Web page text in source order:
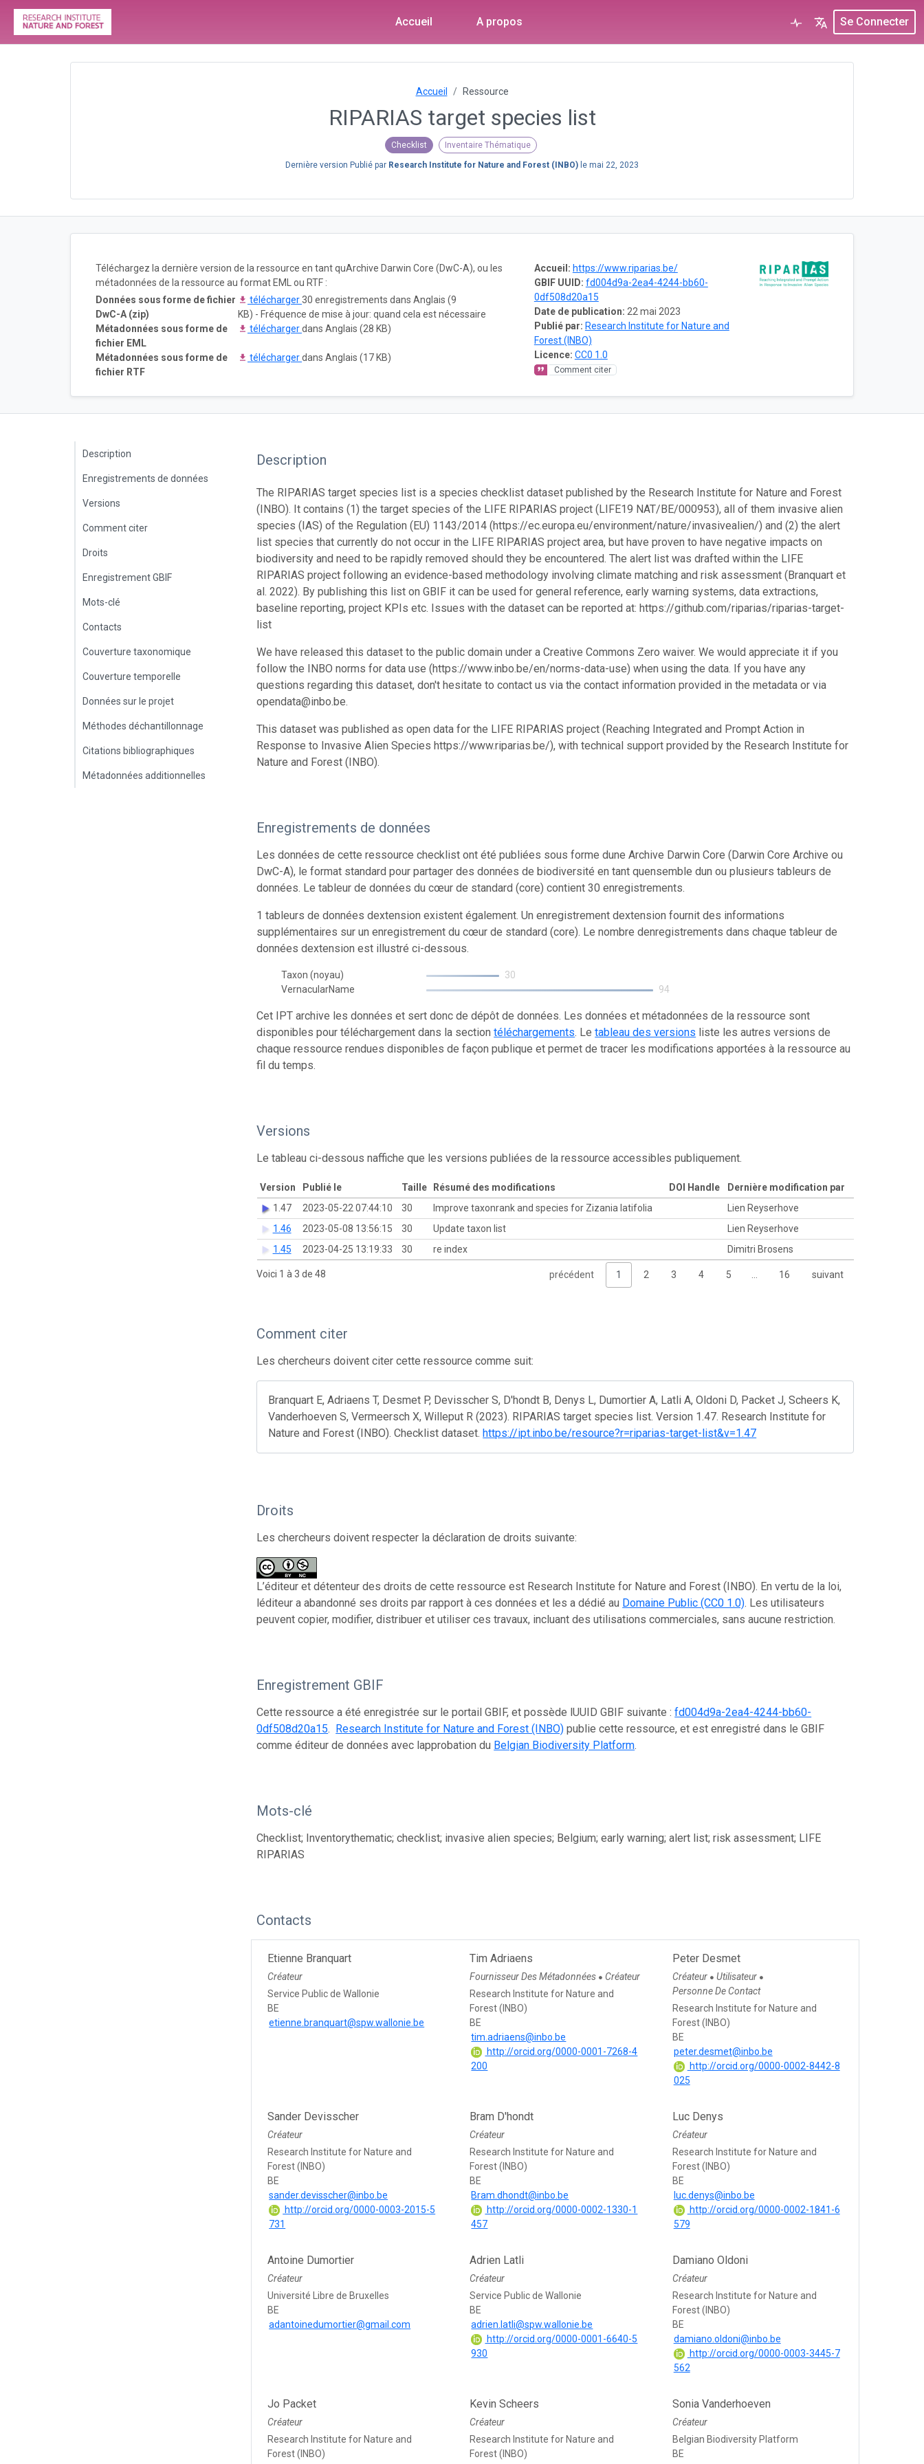
Accueil A propos Se Connecter
Accueil Ressource
RIPARIAS target species list
Checklist Inventaire Thématique
Dernière version Publié par Research Institute for Nature and Forest (INBO) le mai 22, 2023
Accueil: https://www.riparias.be/
GBIF UUID: fd004d9a-2ea4-4244-bb60-
0df508d20a15
Date de publication: 22 mai 2023
Publié par: Research Institute for Nature and
Forest (INBO)
Licence: CC0 1.0
Comment citer
Téléchargez la dernière version de la ressource en tant quArchive Darwin Core (DwC-A), ou les
métadonnées de la ressource au format EML ou RTF :
Données sous forme de fichier
DwC-A (zip)
télécharger30 enregistrements dans Anglais (9
KB) - Fréquence de mise à jour: quand cela est nécessaire
Métadonnées sous forme de
fichier EML
téléchargerdans Anglais (28 KB)
Métadonnées sous forme de
fichier RTF
téléchargerdans Anglais (17 KB)
Description
Enregistrements de données
Versions
Comment citer
Droits
Enregistrement GBIF
Mots-clé
Contacts
Couverture taxonomique
Couverture temporelle
Données sur le projet
Méthodes déchantillonnage
Citations bibliographiques
Métadonnées additionnelles
Description
The RIPARIAS target species list is a species checklist dataset published by the Research Institute for Nature and Forest
(INBO). It contains (1) the target species of the LIFE RIPARIAS project (LIFE19 NAT/BE/000953), all of them invasive alien
species (IAS) of the Regulation (EU) 1143/2014 (https://ec.europa.eu/environment/nature/invasivealien/) and (2) the alert
list species that currently do not occur in the LIFE RIPARIAS project area, but have proven to have negative impacts on
biodiversity and need to be rapidly removed should they be encountered. The alert list was drafted within the LIFE
RIPARIAS project following an evidence-based methodology involving climate matching and risk assessment (Branquart et
al. 2022). By publishing this list on GBIF it can be used for general reference, early warning systems, data extractions,
baseline reporting, project KPIs etc. Issues with the dataset can be reported at: https://github.com/riparias/riparias-target-
list
We have released this dataset to the public domain under a Creative Commons Zero waiver. We would appreciate it if you
follow the INBO norms for data use (https://www.inbo.be/en/norms-data-use) when using the data. If you have any
questions regarding this dataset, don't hesitate to contact us via the contact information provided in the metadata or via
opendata@inbo.be.
This dataset was published as open data for the LIFE RIPARIAS project (Reaching Integrated and Prompt Action in
Response to Invasive Alien Species https://www.riparias.be/), with technical support provided by the Research Institute for
Nature and Forest (INBO).
Enregistrements de données
Les données de cette ressource checklist ont été publiées sous forme dune Archive Darwin Core (Darwin Core Archive ou
DwC-A), le format standard pour partager des données de biodiversité en tant quensemble dun ou plusieurs tableurs de
données. Le tableur de données du cœur de standard (core) contient 30 enregistrements.
1 tableurs de données dextension existent également. Un enregistrement dextension fournit des informations
supplémentaires sur un enregistrement du cœur de standard (core). Le nombre denregistrements dans chaque tableur de
données dextension est illustré ci-dessous.
Taxon (noyau)
30
VernacularName
94
Cet IPT archive les données et sert donc de dépôt de données. Les données et métadonnées de la ressource sont
disponibles pour téléchargement dans la sectiontéléchargements. Letableau des versions liste les autres versions de
chaque ressource rendues disponibles de façon publique et permet de tracer les modifications apportées à la ressource au
fil du temps.
Versions
Le tableau ci-dessous naffiche que les versions publiées de la ressource accessibles publiquement.
Version Publié le Taille Résumé des modifications DOI Handle
Dernière modification par
1.47
2023-05-22 07:44:10 30 Improve taxonrank and species for Zizania latifolia
Lien Reyserhove
1.46
2023-05-08 13:56:15 30 Update taxon list
Lien Reyserhove
1.45
2023-04-25 13:19:33 30 re index Dimitri Brosens
Voici 1 à 3 de 48 précédent 1 2 3 4 5 … 16 suivant
Comment citer
Les chercheurs doivent citer cette ressource comme suit:
Branquart E, Adriaens T, Desmet P, Devisscher S, D'hondt B, Denys L, Dumortier A, Latli A, Oldoni D, Packet J, Scheers K,
Vanderhoeven S, Vermeersch X, Willeput R (2023). RIPARIAS target species list. Version 1.47. Research Institute for
Nature and Forest (INBO). Checklist dataset. https://ipt.inbo.be/resource?r=riparias-target-list&v=1.47
Droits
Les chercheurs doivent respecter la déclaration de droits suivante:
L’éditeur et détenteur des droits de cette ressource est Research Institute for Nature and Forest (INBO). En vertu de la loi,
léditeur a abandonné ses droits par rapport à ces données et les a dédié au Domaine Public (CC0 1.0). Les utilisateurs
peuvent copier, modifier, distribuer et utiliser ces travaux, incluant des utilisations commerciales, sans aucune restriction.
Enregistrement GBIF
Cette ressource a été enregistrée sur le portail GBIF, et possède lUUID GBIF suivante :fd004d9a-2ea4-4244-bb60-
0df508d20a15. Research Institute for Nature and Forest (INBO) publie cette ressource, et est enregistré dans le GBIF
comme éditeur de données avec lapprobation du Belgian Biodiversity Platform.
Mots-clé
Checklist; Inventorythematic; checklist; invasive alien species; Belgium; early warning; alert list; risk assessment; LIFE
RIPARIAS
Contacts
Etienne Branquart
Créateur
Service Public de Wallonie
BE
etienne.branquart@spw.wallonie.be
Tim Adriaens
Fournisseur Des Métadonnées ● Créateur
Research Institute for Nature and
Forest (INBO)
BE
tim.adriaens@inbo.be
http://orcid.org/0000-0001-7268-4
200
Peter Desmet
Créateur ● Utilisateur ●
Personne De Contact
Research Institute for Nature and
Forest (INBO)
BE
peter.desmet@inbo.be
http://orcid.org/0000-0002-8442-8
025
Sander Devisscher
Créateur
Research Institute for Nature and
Forest (INBO)
BE
sander.devisscher@inbo.be
http://orcid.org/0000-0003-2015-5
731
Bram D'hondt
Créateur
Research Institute for Nature and
Forest (INBO)
BE
Bram.dhondt@inbo.be
http://orcid.org/0000-0002-1330-1
457
Luc Denys
Créateur
Research Institute for Nature and
Forest (INBO)
BE
luc.denys@inbo.be
http://orcid.org/0000-0002-1841-6
579
Antoine Dumortier
Créateur
Université Libre de Bruxelles
BE
adantoinedumortier@gmail.com
Adrien Latli
Créateur
Service Public de Wallonie
BE
adrien.latli@spw.wallonie.be
http://orcid.org/0000-0001-6640-5
930
Damiano Oldoni
Créateur
Research Institute for Nature and
Forest (INBO)
BE
damiano.oldoni@inbo.be
http://orcid.org/0000-0003-3445-7
562
Jo Packet
Créateur
Research Institute for Nature and
Forest (INBO)
Kevin Scheers
Créateur
Research Institute for Nature and
Forest (INBO)
Sonia Vanderhoeven
Créateur
Belgian Biodiversity Platform
BE